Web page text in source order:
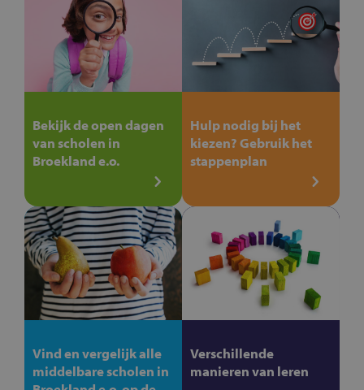
Bekijk de open dagen
van scholen in
Broekland e.o.
Hulp nodig bij het
kiezen? Gebruik het
stappenplan
Vind en vergelijk alle
middelbare scholen in
Verschillende
manieren van leren